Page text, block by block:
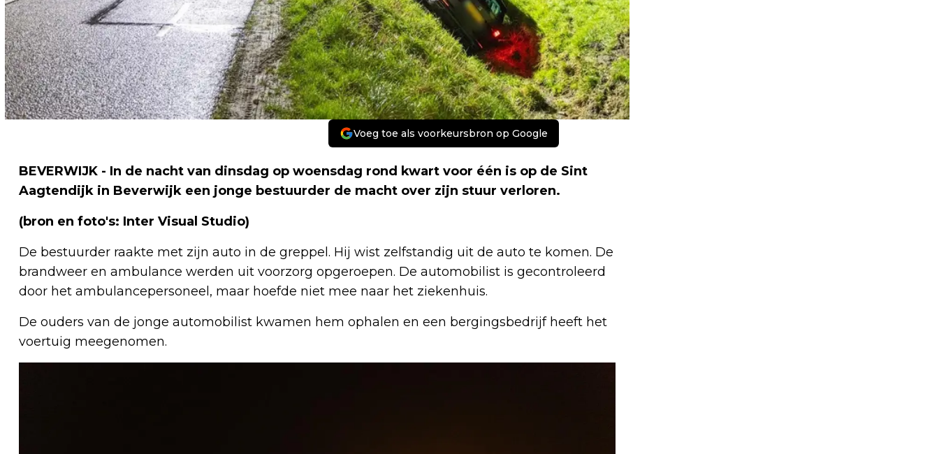
Voeg toe als voorkeursbron op Google
BEVERWIJK - In de nacht van dinsdag op woensdag rond kwart voor één is op de Sint
Aagtendijk in Beverwijk een jonge bestuurder de macht over zijn stuur verloren.
(bron en foto's: Inter Visual Studio)
De bestuurder raakte met zijn auto in de greppel. Hij wist zelfstandig uit de auto te komen. De
brandweer en ambulance werden uit voorzorg opgeroepen. De automobilist is gecontroleerd
door het ambulancepersoneel, maar hoefde niet mee naar het ziekenhuis.
De ouders van de jonge automobilist kwamen hem ophalen en een bergingsbedrijf heeft het
voertuig meegenomen.